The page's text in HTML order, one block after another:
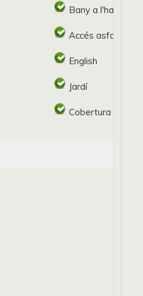
Bany a l'habitació
Accés asfaltat
English
Jardí
Cobertura mòbil